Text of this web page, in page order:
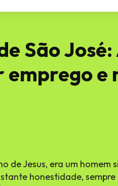
São
e
de Jesus, era um
honestidade,